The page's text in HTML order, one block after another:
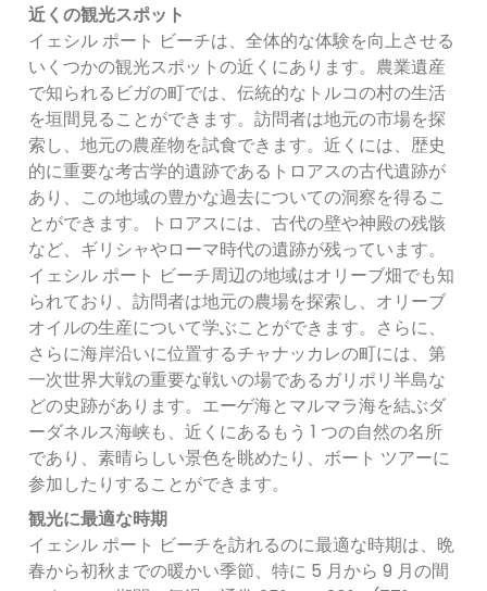
近くの観光スポット
イェシル ポート ビーチは、全体的な体験を向上させる
いくつかの観光スポットの近くにあります。農業遺産
で知られるビガの町では、伝統的なトルコの村の生活
を垣間見ることができます。訪問者は地元の市場を探
索し、地元の農産物を試食できます。近くには、歴史
的に重要な考古学的遺跡であるトロアスの古代遺跡が
あり、この地域の豊かな過去についての洞察を得るこ
とができます。トロアスには、古代の壁や神殿の残骸
など、ギリシャやローマ時代の遺跡が残っています。
イェシル ポート ビーチ周辺の地域はオリーブ畑でも知
られており、訪問者は地元の農場を探索し、オリーブ
オイルの生産について学ぶことができます。さらに、
さらに海岸沿いに位置するチャナッカレの町には、第
一次世界大戦の重要な戦いの場であるガリポリ半島な
どの史跡があります。エーゲ海とマルマラ海を結ぶダ
ーダネルス海峡も、近くにあるもう 1 つの自然の名所
であり、素晴らしい景色を眺めたり、ボート ツアーに
参加したりすることができます。
観光に最適な時期
イェシル ポート ビーチを訪れるのに最適な時期は、晩
春から初秋までの暖かい季節、特に 5 月から 9 月の間